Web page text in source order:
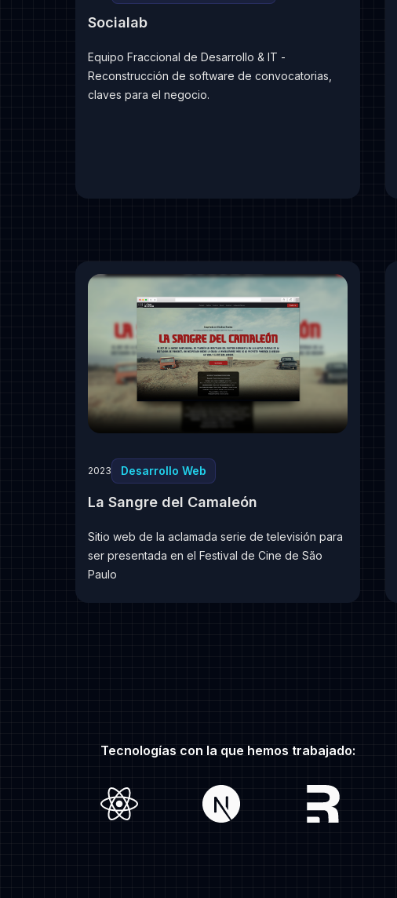
Socialab
Equipo Fraccional de Desarrollo & IT -
Reconstrucción de software de convocatorias,
claves para el negocio.
2023 Desarrollo Web
La Sangre del Camaleón
Sitio web de la aclamada serie de televisión para
ser presentada en el Festival de Cine de São
Paulo
Tecnologías con la que hemos trabajado:
react nextjs remix